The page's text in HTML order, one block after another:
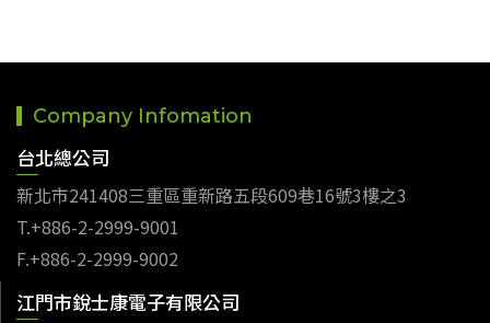
Company Infomation
台北總公司
新北市241408三重區重新路五段609巷16號3樓之3
T.+886-2-2999-9001
F.+886-2-2999-9002
江門市銳士康電子有限公司